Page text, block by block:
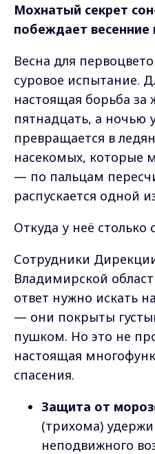
Мохнатый секрет
побеждает
Весна для
суровое испытание.
настоящая борьба
пятнадцать, а ночью
превращается в
насекомых, которые
— по пальцам
распускается одной
Откуда у неё столько
Сотрудники
Владимирской
ответ нужно искать
— они покрыты
пушком. Но это не
настоящая
спасения.
Защита от
(трихома)
неподвижного